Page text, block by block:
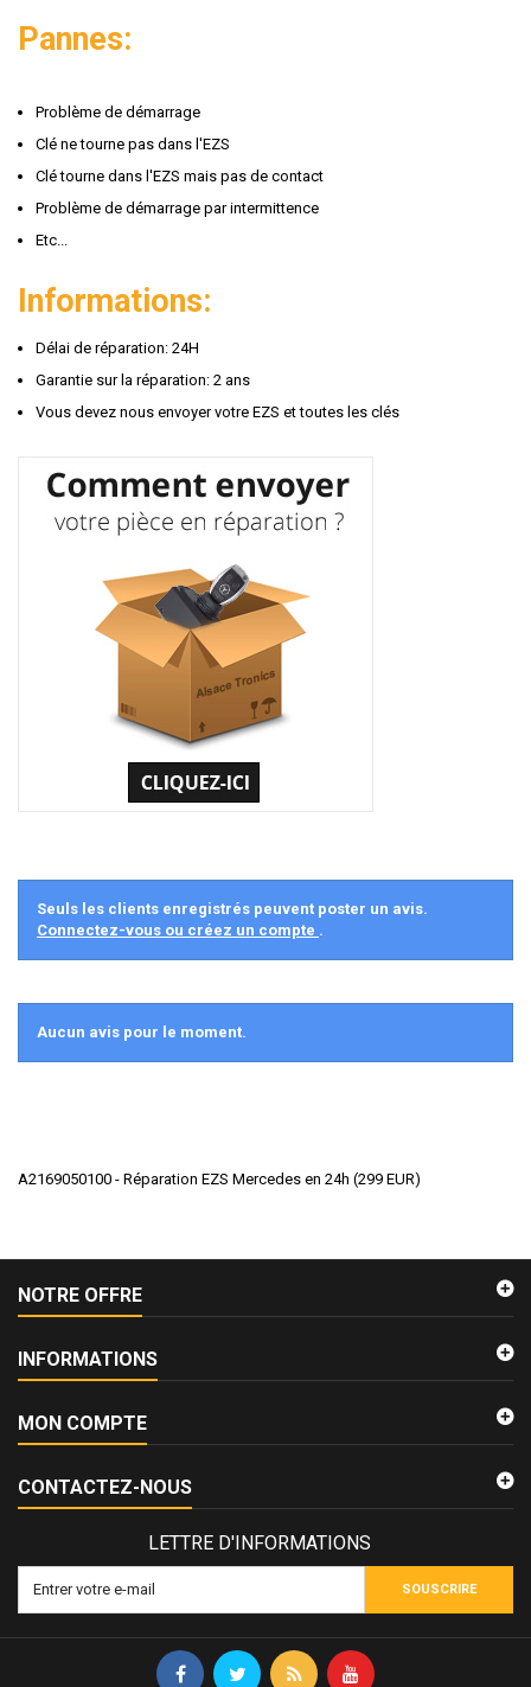
Pannes:
Problème de démarrage
Clé ne tourne pas dans l'EZS
Clé tourne dans l'EZS mais pas de contact
Problème de démarrage par intermittence
Etc...
Informations:
Délai de réparation: 24H
Garantie sur la réparation: 2 ans
Vous devez nous envoyer votre EZS et toutes les clés
Seuls les clients enregistrés peuvent poster un avis.
Connectez-vous ou créez un compte .
Aucun avis pour le moment.
A2169050100 - Réparation EZS Mercedes en 24h (299 EUR)
NOTRE OFFRE
INFORMATIONS
MON COMPTE
CONTACTEZ-NOUS
LETTRE D'INFORMATIONS
SOUSCRIRE